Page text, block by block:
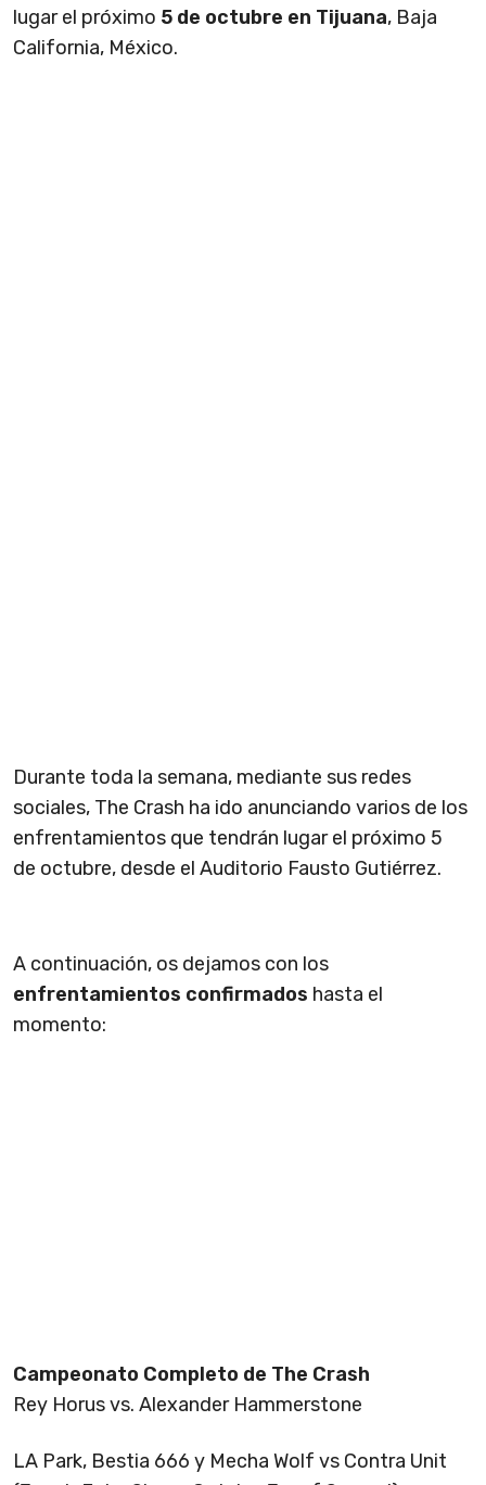
lugar el próximo 5 de octubre en Tijuana, Baja
California, México.
Durante toda la semana, mediante sus redes
sociales, The Crash ha ido anunciando varios de los
enfrentamientos que tendrán lugar el próximo 5
de octubre, desde el Auditorio Fausto Gutiérrez.
A continuación, os dejamos con los
enfrentamientos confirmados hasta el
momento:
Campeonato Completo de The Crash
Rey Horus vs. Alexander Hammerstone
LA Park, Bestia 666 y Mecha Wolf vs Contra Unit